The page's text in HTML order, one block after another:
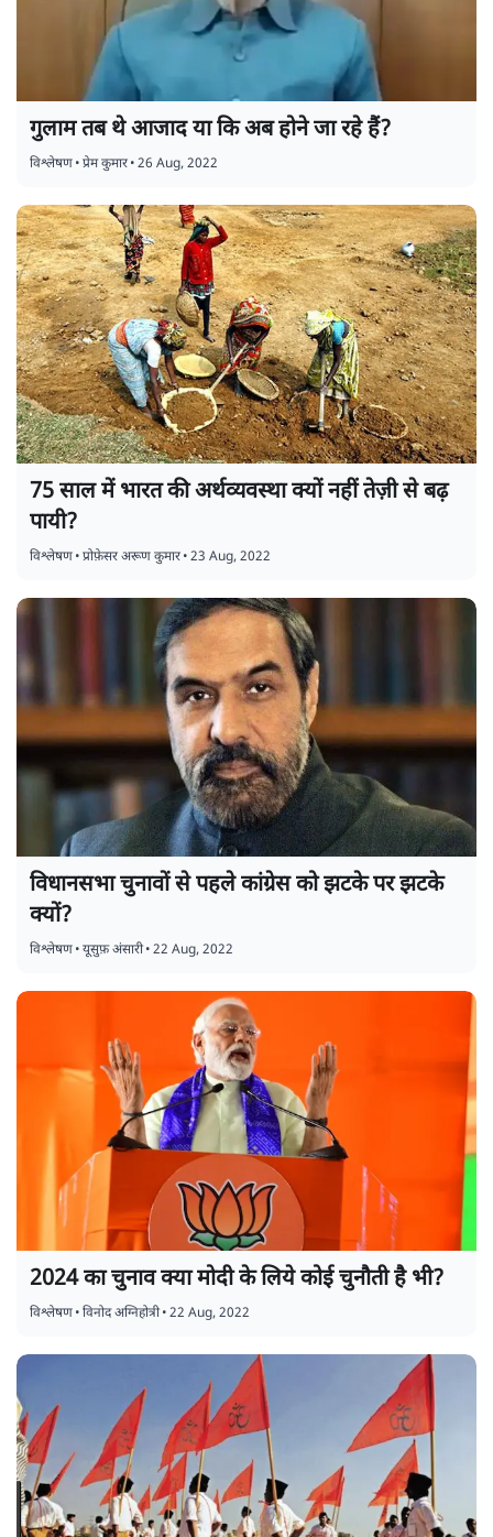
गुलाम तब थे आजाद या कि अब होने जा रहे हैं?
विश्लेषण•प्रेम कुमार•26 Aug, 2022
75 साल में भारत की अर्थव्यवस्था क्यों नहीं तेज़ी से बढ़
पायी?
विश्लेषण•प्रोफ़ेसर अरूण कुमार•23 Aug, 2022
विधानसभा चुनावों से पहले कांग्रेस को झटके पर झटके
क्यों?
विश्लेषण•यूसुफ़ अंसारी•22 Aug, 2022
2024 का चुनाव क्या मोदी के लिये कोई चुनौती है भी?
विश्लेषण•विनोद अग्निहोत्री•22 Aug, 2022